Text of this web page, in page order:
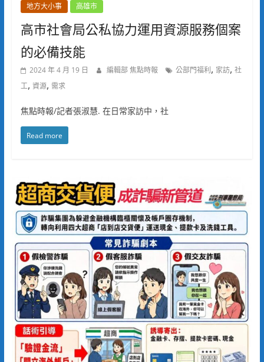
地方大小事 高雄市
高市社會局公私協力運用資源服務個案
的必備技能
2024 年 4 月 19 日 編輯部 焦點時報 公部門福利, 家訪, 社
工, 資源, 需求
焦點時報/記者張淑慧. 在日常家訪中，社
Read more